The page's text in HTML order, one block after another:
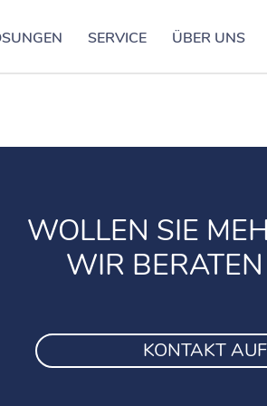
SERVICE ÜBER UNS
WOLLEN SIE
WIR
KONTAKT